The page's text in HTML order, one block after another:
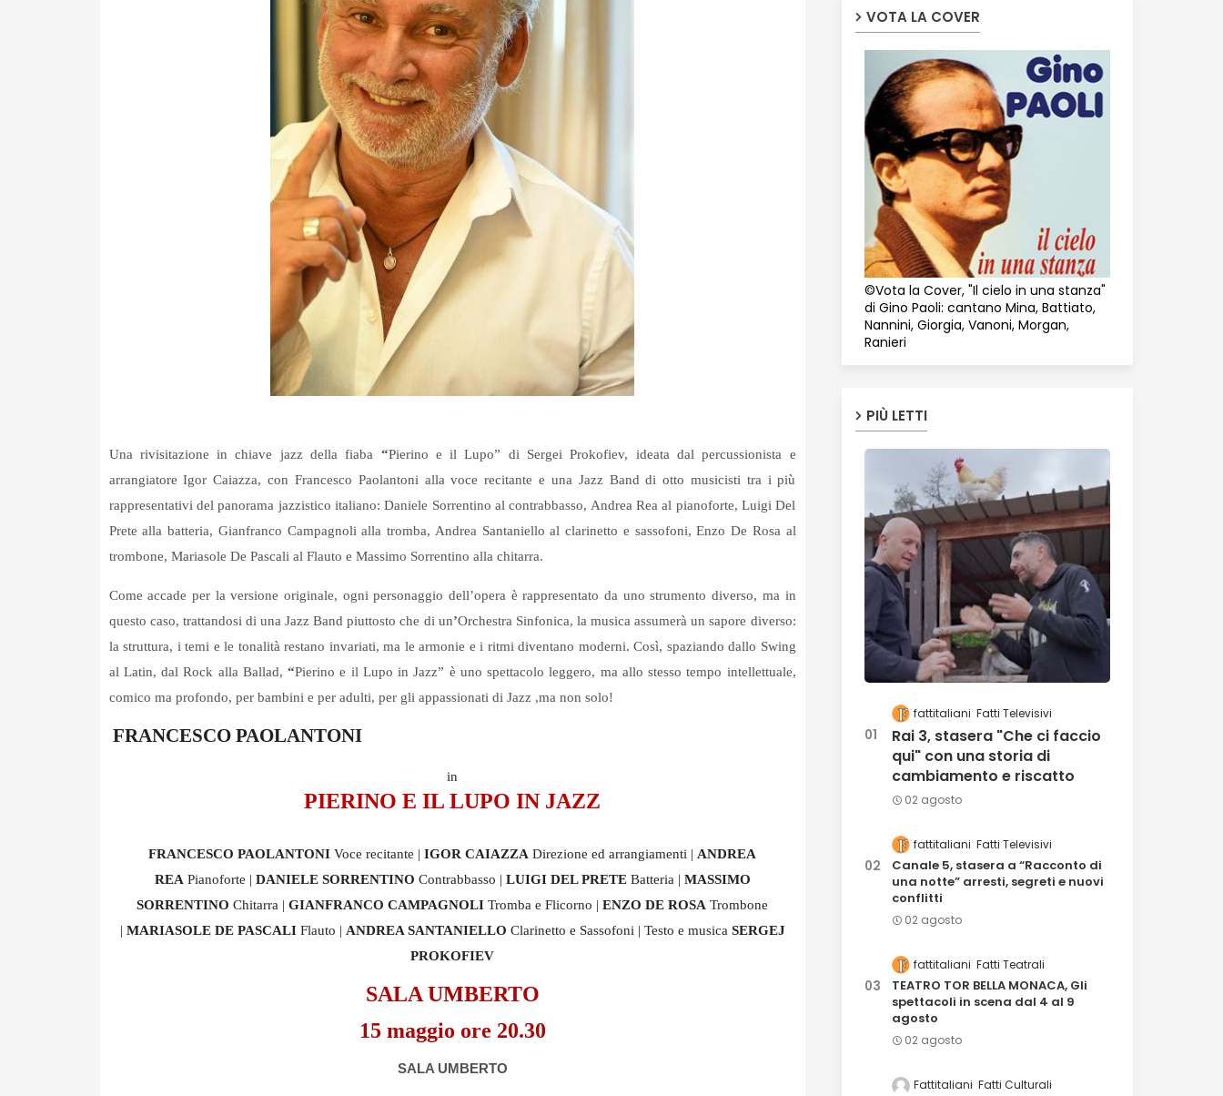
Una rivisitazione in chiave jazz della fiaba “Pierino e il Lupo” di Sergei Prokofiev, ideata dal percussionista e
arrangiatore Igor Caiazza, con Francesco Paolantoni alla voce recitante e una Jazz Band di otto musicisti tra i più
rappresentativi del panorama jazzistico italiano: Daniele Sorrentino al contrabbasso, Andrea Rea al pianoforte, Luigi Del
Prete alla batteria, Gianfranco Campagnoli alla tromba, Andrea Santaniello al clarinetto e sassofoni, Enzo De Rosa al
trombone, Mariasole De Pascali al Flauto e Massimo Sorrentino alla chitarra.
Come accade per la versione originale, ogni personaggio dell’opera è rappresentato da uno strumento diverso, ma in
questo caso, trattandosi di una Jazz Band piuttosto che di un’Orchestra Sinfonica, la musica assumerà un sapore diverso:
la struttura, i temi e le tonalità restano invariati, ma le armonie e i ritmi diventano moderni. Così, spaziando dallo Swing
al Latin, dal Rock alla Ballad, “Pierino e il Lupo in Jazz” è uno spettacolo leggero, ma allo stesso tempo intellettuale,
comico ma profondo, per bambini e per adulti, per gli appassionati di Jazz ,ma non solo!
FRANCESCO PAOLANTONI
in
PIERINO E IL LUPO IN JAZZ
FRANCESCO PAOLANTONI Voce recitante | IGOR CAIAZZA Direzione ed arrangiamenti | ANDREA
REAPianoforte | DANIELE SORRENTINO Contrabbasso | LUIGI DEL PRETEBatteria | MASSIMO
SORRENTINO Chitarra | GIANFRANCO CAMPAGNOLI Tromba e Flicorno | ENZO DE ROSA Trombone
| MARIASOLE DE PASCALIFlauto | ANDREA SANTANIELLO Clarinetto e Sassofoni | Testo e musica SERGEJ
PROKOFIEV
SALA UMBERTO
15 maggio ore 20.30
SALA UMBERTO
VOTA LA COVER
©Vota la Cover, "Il cielo in una stanza"
di Gino Paoli: cantano Mina, Battiato,
Nannini, Giorgia, Vanoni, Morgan,
Ranieri
PIÙ LETTI
fattitaliani Fatti Televisivi
Rai 3, stasera "Che ci faccio
qui" con una storia di
cambiamento e riscatto
02 agosto
fattitaliani Fatti Televisivi
Canale 5, stasera a “Racconto di
una notte” arresti, segreti e nuovi
conflitti
02 agosto
fattitaliani Fatti Teatrali
TEATRO TOR BELLA MONACA, Gli
spettacoli in scena dal 4 al 9
agosto
02 agosto
Fattitaliani Fatti Culturali